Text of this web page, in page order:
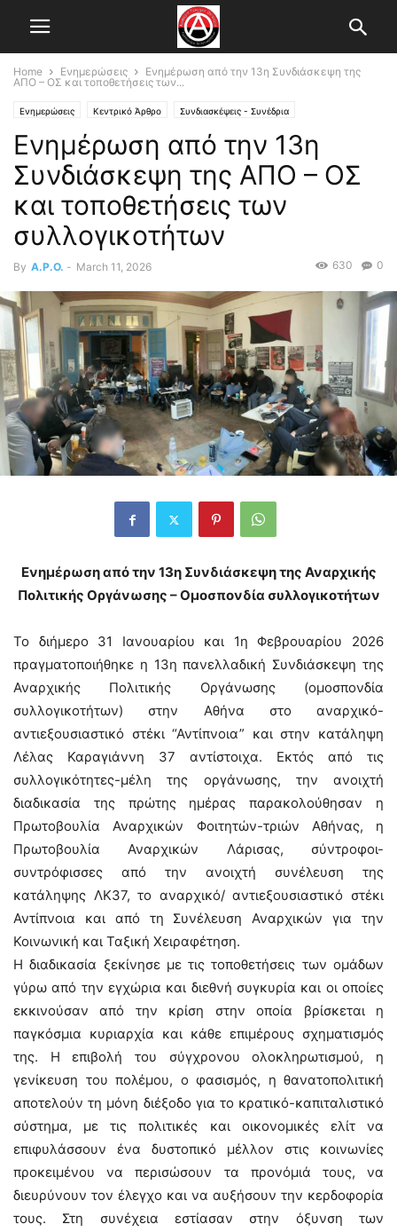
Home Ενημερώσεις
Ενημέρωση από την 13η Συνδιάσκεψη της
ΑΠΟ – ΟΣ και τοποθετήσεις των...
Ενημερώσεις Κεντρικό Άρθρο Συνδιασκέψεις - Συνέδρια
Ενημέρωση από την 13η
Συνδιάσκεψη της ΑΠΟ – ΟΣ
και τοποθετήσεις των
συλλογικοτήτων
By A.P.O. - March 11, 2026 0
630
Ενημέρωση από την 13η Συνδιάσκεψη της Αναρχικής
Πολιτικής Οργάνωσης – Ομοσπονδία συλλογικοτήτων
Το διήμερο 31 Ιανουαρίου και 1η Φεβρουαρίου 2026
πραγματοποιήθηκε η 13η πανελλαδική Συνδιάσκεψη της
Αναρχικής Πολιτικής Οργάνωσης (ομοσπονδία
συλλογικοτήτων) στην Αθήνα στο αναρχικό-
αντιεξουσιαστικό στέκι “Αντίπνοια” και στην κατάληψη
Λέλας Καραγιάννη 37 αντίστοιχα. Εκτός από τις
συλλογικότητες-μέλη της οργάνωσης, την ανοιχτή
διαδικασία της πρώτης ημέρας παρακολούθησαν η
Πρωτοβουλία Αναρχικών Φοιτητών-τριών Αθήνας, η
Πρωτοβουλία Αναρχικών Λάρισας, σύντροφοι-
συντρόφισσες από την ανοιχτή συνέλευση της
κατάληψης ΛΚ37, το αναρχικό/ αντιεξουσιαστικό στέκι
Αντίπνοια και από τη Συνέλευση Αναρχικών για την
Κοινωνική και Ταξική Χειραφέτηση.
Η διαδικασία ξεκίνησε με τις τοποθετήσεις των ομάδων
γύρω από την εγχώρια και διεθνή συγκυρία και οι οποίες
εκκινούσαν από την κρίση στην οποία βρίσκεται η
παγκόσμια κυριαρχία και κάθε επιμέρους σχηματισμός
της. Η επιβολή του σύγχρονου ολοκληρωτισμού, η
γενίκευση του πολέμου, ο φασισμός, η θανατοπολιτική
αποτελούν τη μόνη διέξοδο για το κρατικό-καπιταλιστικό
σύστημα, με τις πολιτικές και οικονομικές ελίτ να
επιφυλάσσουν ένα δυστοπικό μέλλον στις κοινωνίες
προκειμένου να περισώσουν τα προνόμιά τους, να
διευρύνουν τον έλεγχο και να αυξήσουν την κερδοφορία
τους. Στη συνέχεια εστίασαν στην όξυνση των